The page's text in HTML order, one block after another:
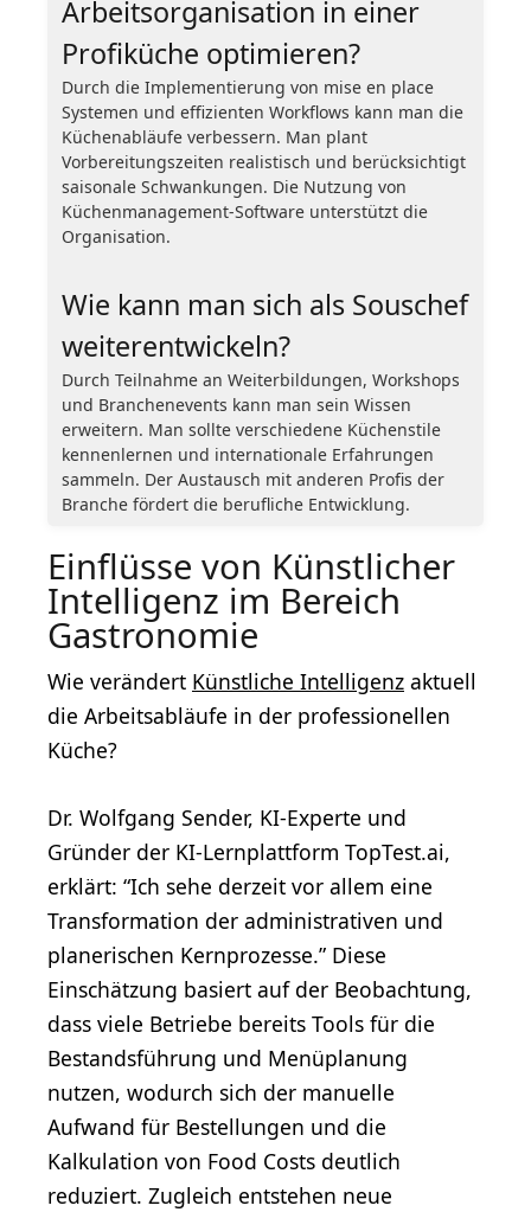
Arbeitsorganisation in einer
Profiküche optimieren?
Durch die Implementierung von mise en place
Systemen und effizienten Workflows kann man die
Küchenabläufe verbessern. Man plant
Vorbereitungszeiten realistisch und berücksichtigt
saisonale Schwankungen. Die Nutzung von
Küchenmanagement-Software unterstützt die
Organisation.
Wie kann man sich als Souschef
weiterentwickeln?
Durch Teilnahme an Weiterbildungen, Workshops
und Branchenevents kann man sein Wissen
erweitern. Man sollte verschiedene Küchenstile
kennenlernen und internationale Erfahrungen
sammeln. Der Austausch mit anderen Profis der
Branche fördert die berufliche Entwicklung.
Einflüsse von Künstlicher
Intelligenz im Bereich
Gastronomie
Wie verändert Künstliche Intelligenz aktuell
die Arbeitsabläufe in der professionellen
Küche?
Dr. Wolfgang Sender, KI-Experte und
Gründer der KI-Lernplattform TopTest.ai,
erklärt: “Ich sehe derzeit vor allem eine
Transformation der administrativen und
planerischen Kernprozesse.” Diese
Einschätzung basiert auf der Beobachtung,
dass viele Betriebe bereits Tools für die
Bestandsführung und Menüplanung
nutzen, wodurch sich der manuelle
Aufwand für Bestellungen und die
Kalkulation von Food Costs deutlich
reduziert. Zugleich entstehen neue